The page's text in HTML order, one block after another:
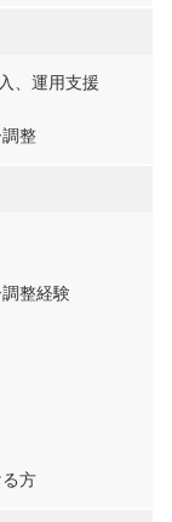
、運用支援
整
整経験
方